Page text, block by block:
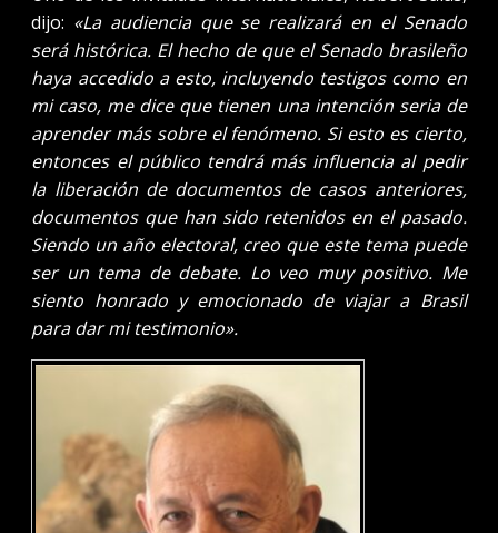
dijo: «La audiencia que se realizará en el Senado
será histórica. El hecho de que el Senado brasileño
haya accedido a esto, incluyendo testigos como en
mi caso, me dice que tienen una intención seria de
aprender más sobre el fenómeno. Si esto es cierto,
entonces el público tendrá más influencia al pedir
la liberación de documentos de casos anteriores,
documentos que han sido retenidos en el pasado.
Siendo un año electoral, creo que este tema puede
ser un tema de debate. Lo veo muy positivo. Me
siento honrado y emocionado de viajar a Brasil
para dar mi testimonio».